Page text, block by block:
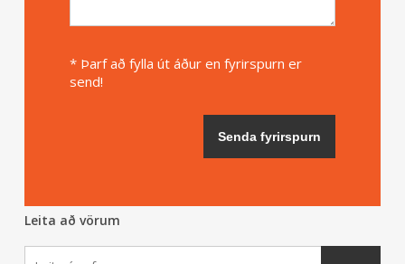
* Þarf að fylla út áður en fyrirspurn er
send!
Leita að vörum